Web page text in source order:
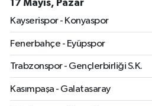
17 Mayıs, Pazar
Kayserispor - Konyaspor
Fenerbahçe - Eyüpspor
Trabzonspor - Gençlerbirliği S.K.
Kasımpaşa - Galatasaray